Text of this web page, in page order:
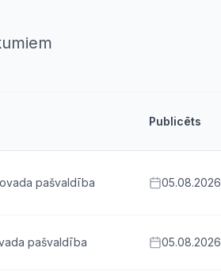
Publicēts
pašvaldība 05.08.2026
pašvaldība 05.08.2026